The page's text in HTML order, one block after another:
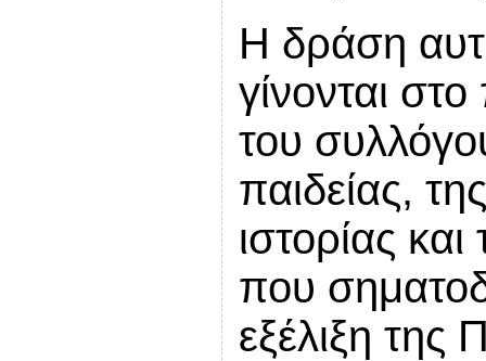
Η δράση
γίνονται
του
παιδείας,
ιστορίας
που
εξέλιξη της